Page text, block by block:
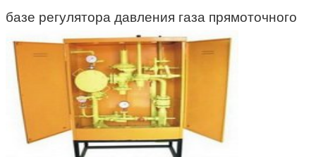
базе регулятора давления газа прямоточного